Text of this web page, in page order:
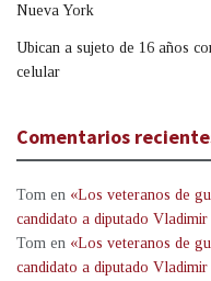
Nueva York
Ubican a sujeto de 16 años
celular
Comentarios
Tom en «Los veteranos de
candidato a diputado
Tom en «Los veteranos de
candidato a diputado